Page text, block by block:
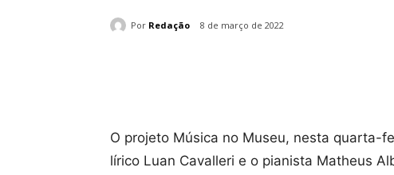
Por Redação 8 de março de 2022
O projeto Música no Museu, nesta quarta-
lírico Luan Cavalleri e o pianista Matheus